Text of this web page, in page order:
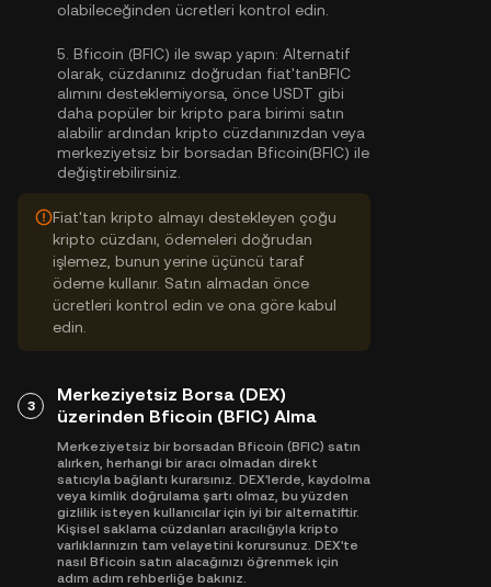
olabileceğinden ücretleri kontrol edin.
5. Bficoin (BFIC) ile swap yapın: Alternatif
olarak, cüzdanınız doğrudan fiat'tanBFIC
alımını desteklemiyorsa, önce USDT gibi
daha popüler bir kripto para birimi satın
alabilir ardından kripto cüzdanınızdan veya
merkeziyetsiz bir borsadan Bficoin(BFIC) ile
değiştirebilirsiniz.
Fiat'tan kripto almayı destekleyen çoğu
kripto cüzdanı, ödemeleri doğrudan
işlemez, bunun yerine üçüncü taraf
ödeme kullanır. Satın almadan önce
ücretleri kontrol edin ve ona göre kabul
edin.
3
Merkeziyetsiz Borsa (DEX)
üzerinden Bficoin (BFIC) Alma
Merkeziyetsiz bir borsadan Bficoin (BFIC) satın
alırken, herhangi bir aracı olmadan direkt
satıcıyla bağlantı kurarsınız. DEX'lerde, kaydolma
veya kimlik doğrulama şartı olmaz, bu yüzden
gizlilik isteyen kullanıcılar için iyi bir alternatiftir.
Kişisel saklama cüzdanları aracılığıyla kripto
varlıklarınızın tam velayetini korursunuz. DEX'te
nasıl Bficoin satın alacağınızı öğrenmek için
adım adım rehberliğe bakınız.